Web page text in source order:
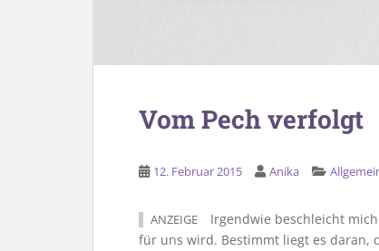
Vom Pech verfolgt
12. Februar 2015 Anika
ANZEIGE
Irgendwie beschleicht
für uns wird. Bestimmt liegt es daran,